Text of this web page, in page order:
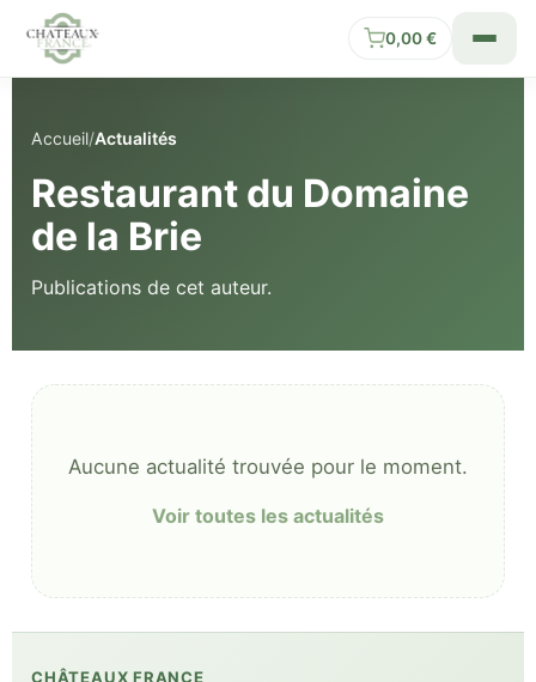
0,00€
Accueil/Actualités
Restaurant du Domaine
de la Brie
Publications de cet auteur.
Aucune actualité trouvée pour le moment.
Voir toutes les actualités
CHÂTEAUX FRANCE